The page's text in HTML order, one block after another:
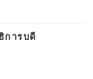
การบดี